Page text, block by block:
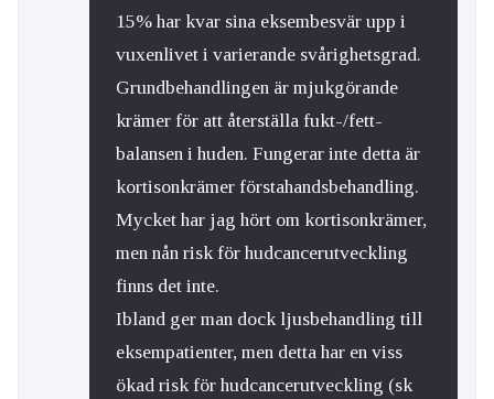
15% har kvar sina eksembesvär upp i
vuxenlivet i varierande svårighetsgrad.
Grundbehandlingen är mjukgörande
krämer för att återställa fukt-/fett-
balansen i huden. Fungerar inte detta är
kortisonkrämer förstahandsbehandling.
Mycket har jag hört om kortisonkrämer,
men nån risk för hudcancerutveckling
finns det inte.
Ibland ger man dock ljusbehandling till
eksempatienter, men detta har en viss
ökad risk för hudcancerutveckling (sk